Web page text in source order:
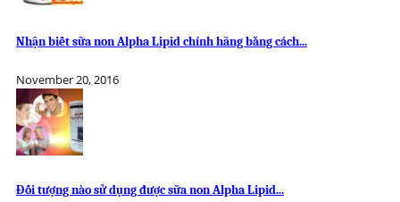
Nhận biết sữa non Alpha Lipid chính hãng bằng cách...
November 20, 2016
Đối tượng nào sử dụng được sữa non Alpha Lipid...